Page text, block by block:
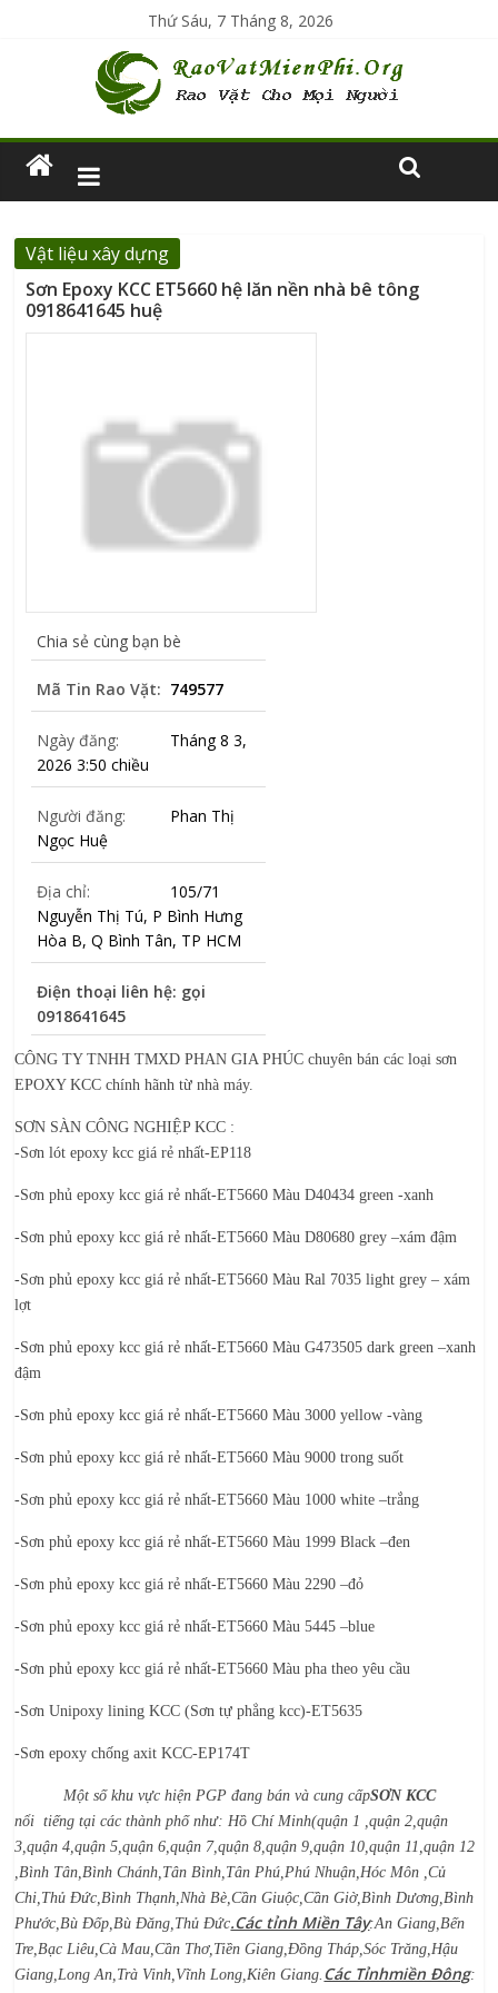
Thứ Sáu, 7 Tháng 8, 2026
Vật liệu xây dựng
Sơn Epoxy KCC ET5660 hệ lăn nền nhà bê tông
0918641645 huệ
Chia sẻ cùng bạn bè
Mã Tin Rao Vặt: 749577
Ngày đăng:
Tháng 8 3,
2026 3:50 chiều
Người đăng:
Phan Thị
Ngọc Huệ
Địa chỉ:
105/71
Nguyễn Thị Tú, P Bình Hưng
Hòa B, Q Bình Tân, TP HCM
Điện thoại liên hệ: gọi
0918641645
CÔNG TY TNHH TMXD PHAN GIA PHÚC chuyên bán các loại sơn
EPOXY KCC chính hãnh từ nhà máy.
SƠN SÀN CÔNG NGHIỆP KCC :
-Sơn lót epoxy kcc giá rẻ nhất-EP118
-Sơn phủ epoxy kcc giá rẻ nhất-ET5660 Màu D40434 green -xanh
-Sơn phủ epoxy kcc giá rẻ nhất-ET5660 Màu D80680 grey –xám đậm
-Sơn phủ epoxy kcc giá rẻ nhất-ET5660 Màu Ral 7035 light grey – xám
lợt
-Sơn phủ epoxy kcc giá rẻ nhất-ET5660 Màu G473505 dark green –xanh
đậm
-Sơn phủ epoxy kcc giá rẻ nhất-ET5660 Màu 3000 yellow -vàng
-Sơn phủ epoxy kcc giá rẻ nhất-ET5660 Màu 9000 trong suốt
-Sơn phủ epoxy kcc giá rẻ nhất-ET5660 Màu 1000 white –trắng
-Sơn phủ epoxy kcc giá rẻ nhất-ET5660 Màu 1999 Black –đen
-Sơn phủ epoxy kcc giá rẻ nhất-ET5660 Màu 2290 –đỏ
-Sơn phủ epoxy kcc giá rẻ nhất-ET5660 Màu 5445 –blue
-Sơn phủ epoxy kcc giá rẻ nhất-ET5660 Màu pha theo yêu cầu
-Sơn Unipoxy lining KCC (Sơn tự phẳng kcc)-ET5635
-Sơn epoxy chống axit KCC-EP174T
Một số khu vực hiện PGP đang bán và cung cấpSƠN KCC
nổi tiếng tại các thành phố như: Hồ Chí Minh(quận 1 ,quận 2,quận
3,quận 4,quận 5,quận 6,quận 7,quận 8,quận 9,quận 10,quận 11,quận 12
,Bình Tân,Bình Chánh,Tân Bình,Tân Phú,Phú Nhuận,Hóc Môn ,Củ
Chi,Thủ Đức,Bình Thạnh,Nhà Bè,Cần Giuộc,Cần Giờ,Bình Dương,Bình
Phước,Bù Đốp,Bù Đăng,Thủ Đức.Các tỉnh Miền Tây:An Giang,Bến
Tre,Bạc Liêu,Cà Mau,Cần Thơ,Tiền Giang,Đồng Tháp,Sóc Trăng,Hậu
Giang,Long An,Trà Vinh,Vĩnh Long,Kiên Giang. Các Tỉnhmiền Đông: